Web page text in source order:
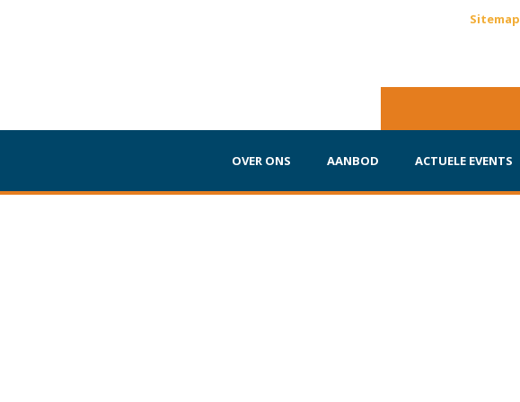
Sitemap
OVER ONS AANBOD ACTUELE EVENTS